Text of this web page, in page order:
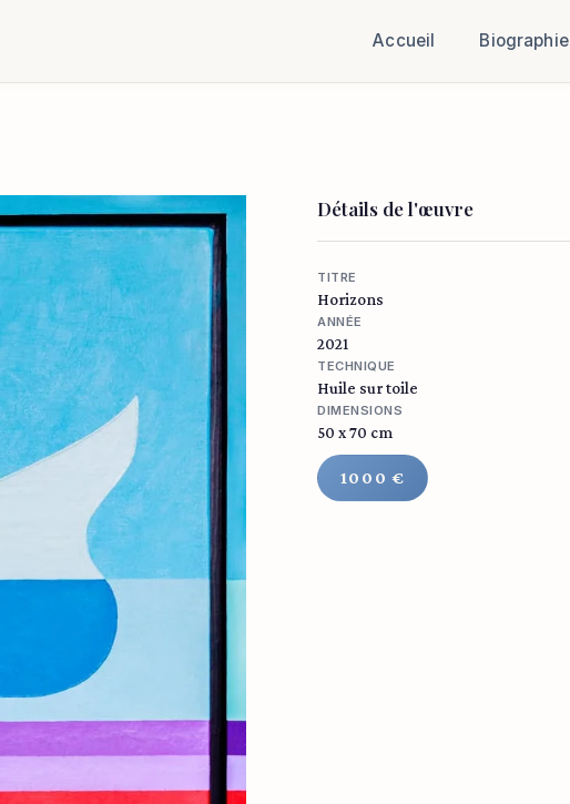
Accueil Biographie
Détails de l'œuvre
TITRE
Horizons
ANNÉE
2021
TECHNIQUE
Huile sur toile
DIMENSIONS
50 x 70 cm
1000 €